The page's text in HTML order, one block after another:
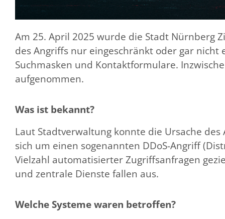
Am 25. April 2025 wurde die Stadt Nürnberg
des Angriffs nur eingeschränkt oder gar
Suchmasken und Kontaktformulare.
aufgenommen.
Was ist bekannt?
Laut Stadtverwaltung konnte die Ursache
sich um einen sogenannten DDoS-Angriff
Vielzahl automatisierter Zugriffsanfragen
und zentrale Dienste fallen aus.
Welche Systeme waren betroffen?